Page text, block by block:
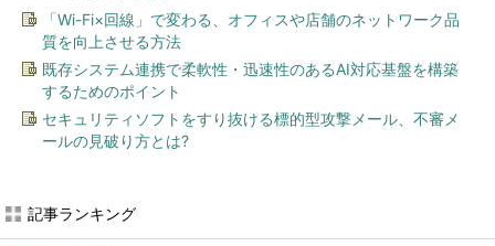
「Wi-Fi×回線」で変わる、オフィスや店舗のネットワーク品
質を向上させる方法
既存システム連携で柔軟性・迅速性のあるAI対応基盤を構築
するためのポイント
セキュリティソフトをすり抜ける標的型攻撃メール、不審メ
ールの見破り方とは?
記事ランキング